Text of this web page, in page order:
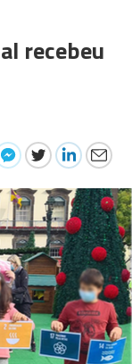
recebeu